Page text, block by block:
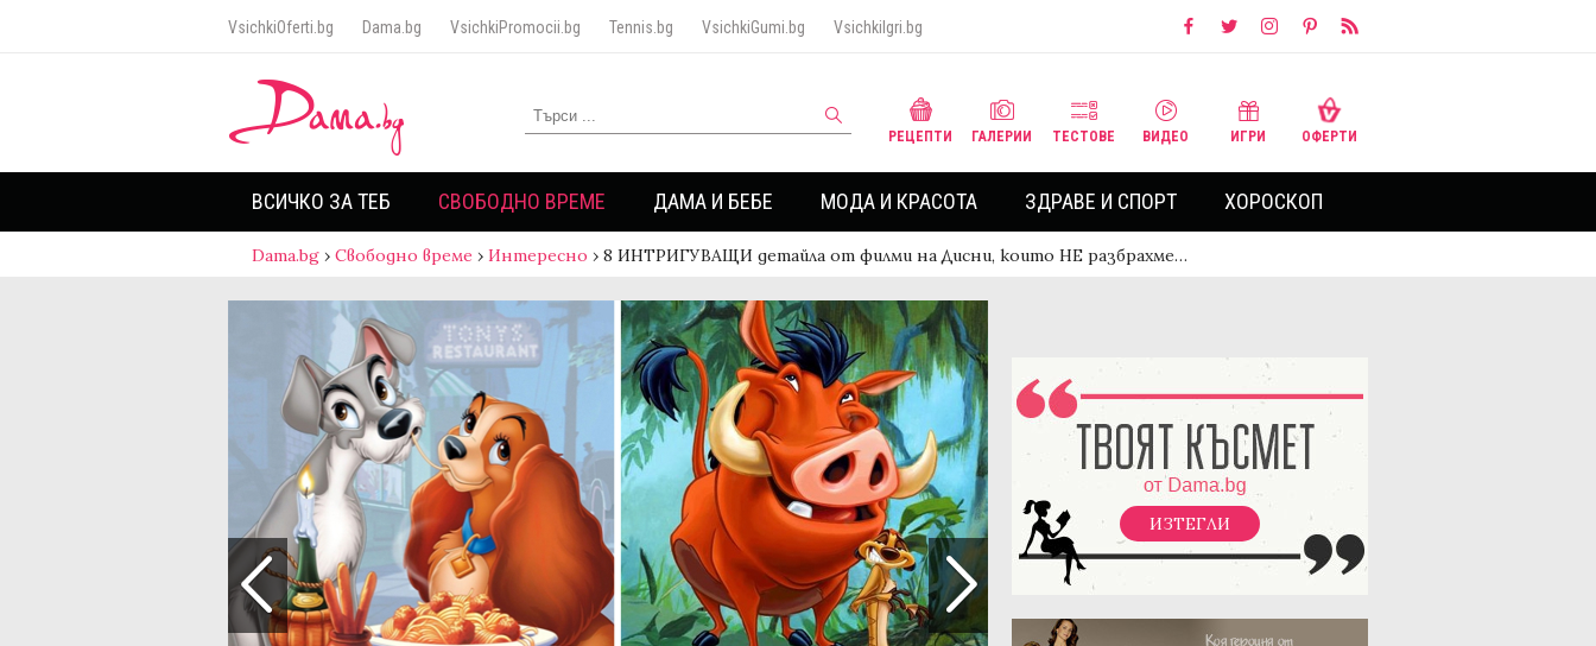
VsichkiOferti.bg Dama.bg VsichkiPromocii.bg Tennis.bg VsichkiGumi.bg VsichkiIgri.bg
РЕЦЕПТИ ГАЛЕРИИ ТЕСТОВЕ ВИДЕО ИГРИ ОФЕРТИ
ВСИЧКО ЗА ТЕБ СВОБОДНО ВРЕМЕ ДАМА И БЕБЕ МОДА И КРАСОТА ЗДРАВЕ И СПОРТ ХОРОСКОП
Dama.bg › Свободно време › Интересно › 8 ИНТРИГУВАЩИ детайла от филми на Дисни, които НЕ разбрахме…
ИЗТЕГЛИ